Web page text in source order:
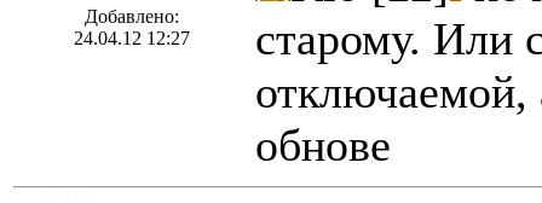
Добавлено:
24.04.12 12:27
старому. Или
отключаемой,
обнове